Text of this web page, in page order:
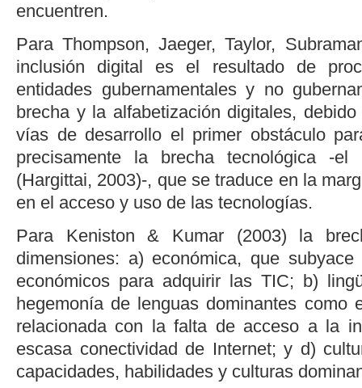
encuentren.
ParaThompson, Jaeger, Taylor,
inclusión digital es el resultado de
entidades gubernamentales y no
brecha y la alfabetización digitales,
vías de desarrollo el primer obstáculo
precisamente la brecha tecnológica -
(Hargittai, 2003)-, que se traduce en la
en el acceso y uso de las tecnologías.
Para Keniston & Kumar (2003) la
dimensiones: a) económica, que
económicos para adquirir las TIC; b)
hegemonía de lenguas dominantes como
relacionada con la falta de acceso a la
escasa conectividad de Internet; y d)
capacidades, habilidades y culturas